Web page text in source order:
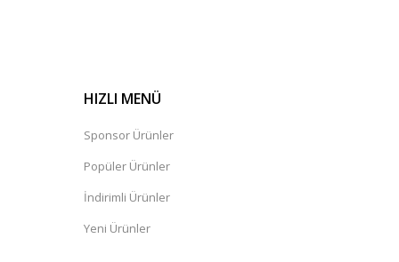
HIZLI MENÜ
Sponsor Ürünler
Popüler Ürünler
İndirimli Ürünler
Yeni Ürünler